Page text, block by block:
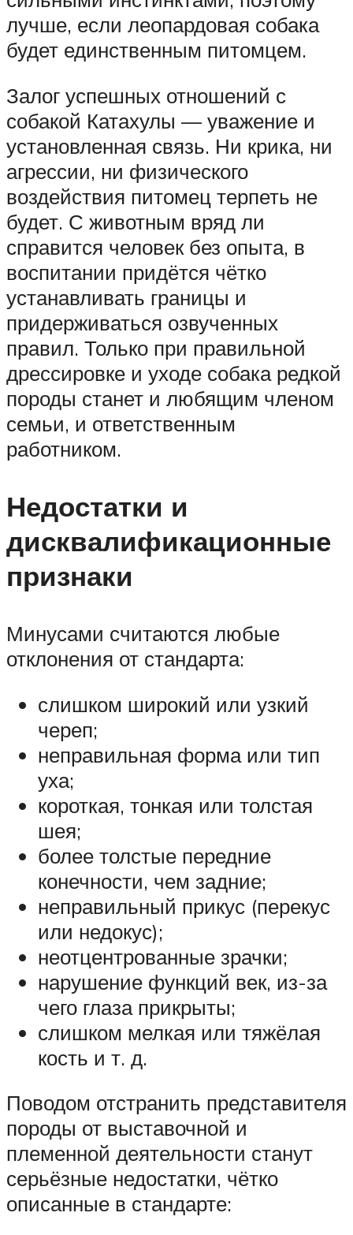
лучше, если леопардовая собака
будет единственным питомцем.
Залог успешных отношений с
собакой Катахулы — уважение и
установленная связь. Ни крика, ни
агрессии, ни физического
воздействия питомец терпеть не
будет. С животным вряд ли
справится человек без опыта, в
воспитании придётся чётко
устанавливать границы и
придерживаться озвученных
правил. Только при правильной
дрессировке и уходе собака редкой
породы станет и любящим членом
семьи, и ответственным
работником.
Недостатки и
дисквалификационные
признаки
Минусами считаются любые
отклонения от стандарта:
слишком широкий или узкий
череп;
неправильная форма или тип
уха;
короткая, тонкая или толстая
шея;
более толстые передние
конечности, чем задние;
неправильный прикус (перекус
или недокус);
неотцентрованные зрачки;
нарушение функций век, из-за
чего глаза прикрыты;
слишком мелкая или тяжёлая
кость и т. д.
Поводом отстранить представителя
породы от выставочной и
племенной деятельности станут
серьёзные недостатки, чётко
описанные в стандарте: